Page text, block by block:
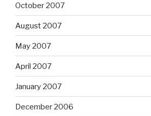
October 2007
August 2007
May 2007
April 2007
January 2007
December 2006